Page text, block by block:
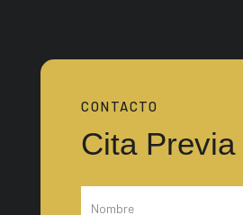
CONTACTO
Cita Previa